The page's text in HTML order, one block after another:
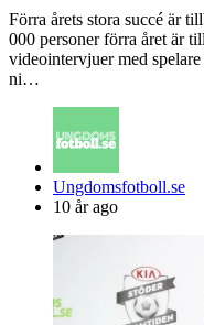
Förra årets stora succé är
000 personer förra året är
videointervjuer med
ni…
Posted
by
Ungdomsfotboll.se
10 år ago